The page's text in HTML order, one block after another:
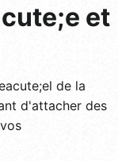
et
de la
d'attacher des